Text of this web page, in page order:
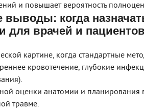
и повышает вероятность
выводы: когда
для врачей и
картине, когда стандартные
кровотечение, глубокие
оценки анатомии и планирования
травме.